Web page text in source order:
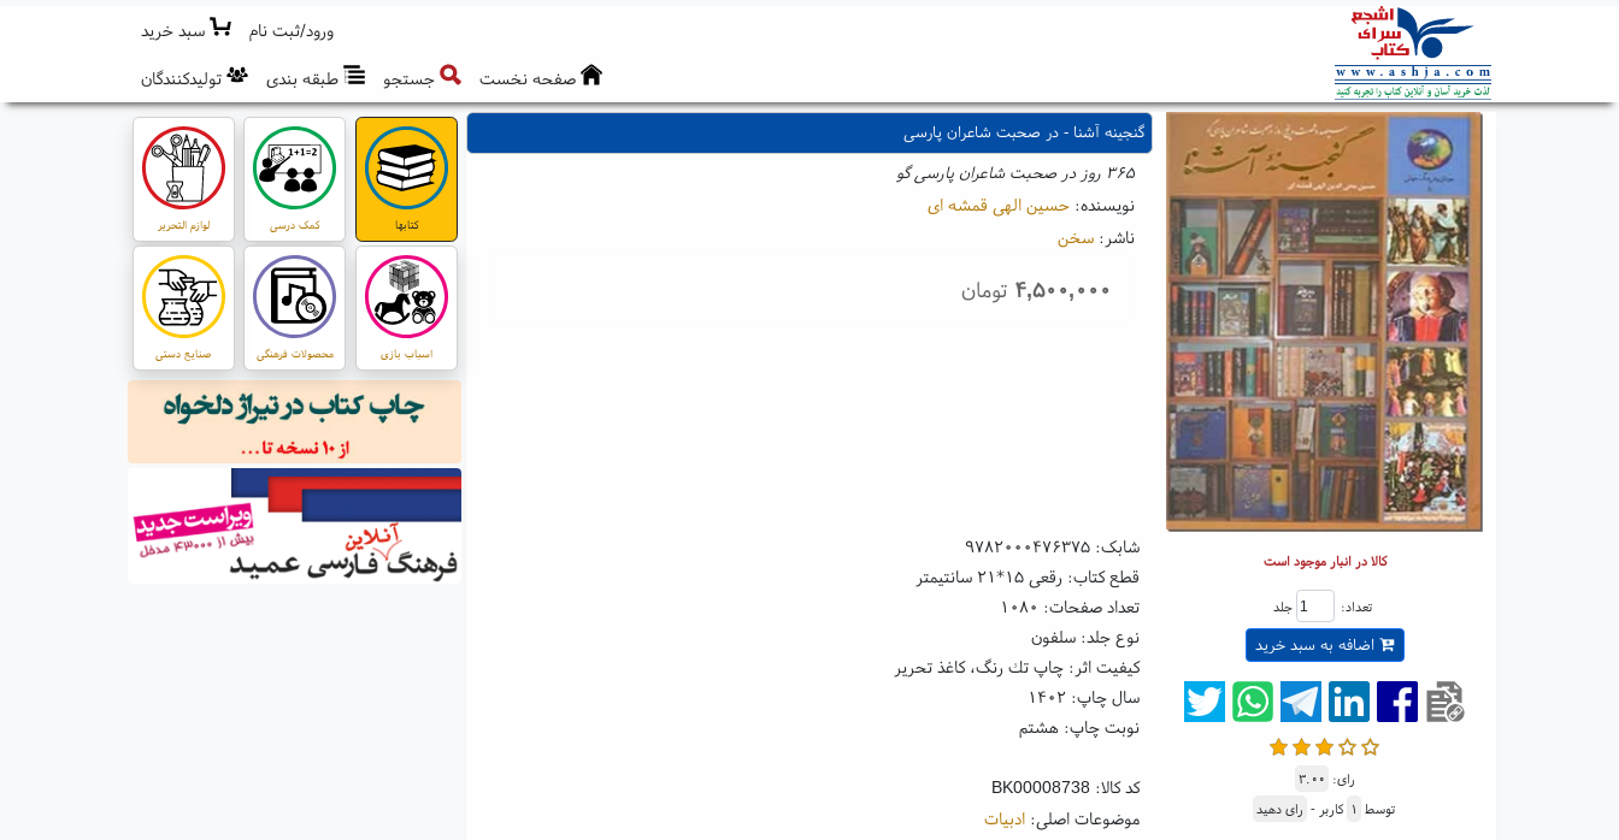
ورود/ثبت نام
سبد خرید
صفحه نخست
جستجو طبقه بندی تولیدکنندگان
گنجینه آشنا - در صحبت شاعران پارسی
۳۶۵ روز در صحبت شاعران پارسی گو
نویسنده: حسین الهی قمشه ای
ناشر: سخن
۴,۵۰۰,۰۰۰ تومان
کالا در انبار موجود است
تعداد: جلد
اضافه به سبد خرید
رای: ۳.۰۰
توسط ۱ کاربر - رای دهید
شابک:۹۷۸۲۰۰۰۴۷۶۳۷۵
قطع کتاب: رقعی ۱۵*۲۱ سانتیمتر
تعداد صفحات: ۱۰۸۰
نوع جلد: سلفون
کیفیت اثر: چاپ تك رنگ، کاغذ تحریر
سال چاپ: ۱۴۰۲
نوبت چاپ: هشتم
کد کالا: BK00008738
موضوعات اصلی:ادبیات
کتابها کمک درسی لوازم التحریر
اسباب بازی محصولات فرهنگی صنایع دستی